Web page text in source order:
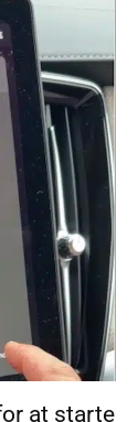
at starte